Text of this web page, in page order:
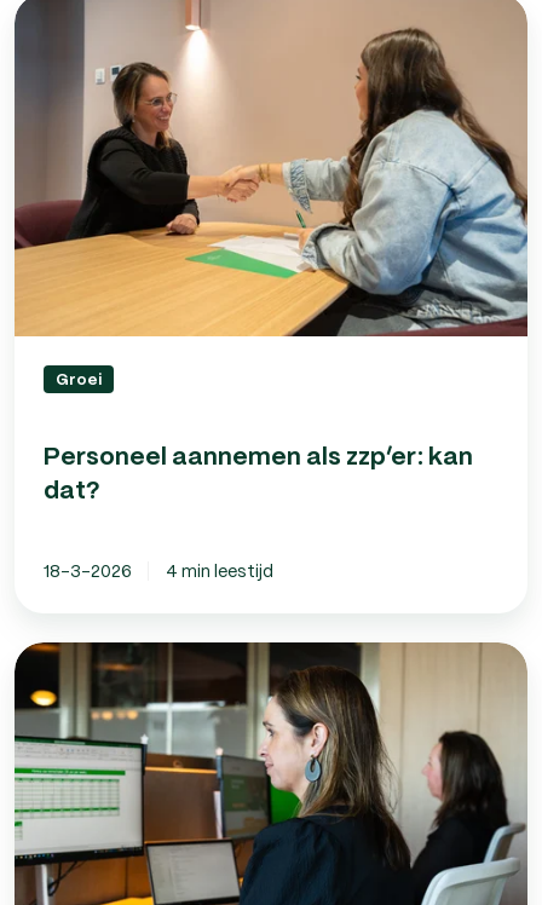
Personeel
Groei
Personeel aannemen als zzp’er: kan
dat?
18-3-2026 4 min leestijd
Loondoorbetaling
bij
feestdagen:
zo
zit
het